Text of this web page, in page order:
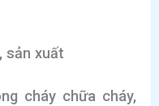
sản xuất
cháy chữa cháy,